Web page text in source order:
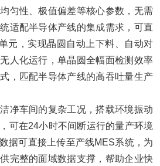
匀性、极值偏差等核心参数，无需
适配半导体产线的集成需求，可直
元，实现晶圆自动上下料、自动对
人化运行，单晶圆全幅面检测效率
，匹配半导体产线的高吞吐量生产
净车间的复杂工况，搭载环境振动
可在24小时不间断运行的量产环境
据可直接上传至产线MES系统，为
完整的面域数据支撑，帮助企业快